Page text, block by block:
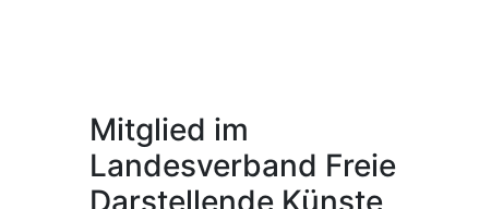
Mitglied im
Landesverband Freie